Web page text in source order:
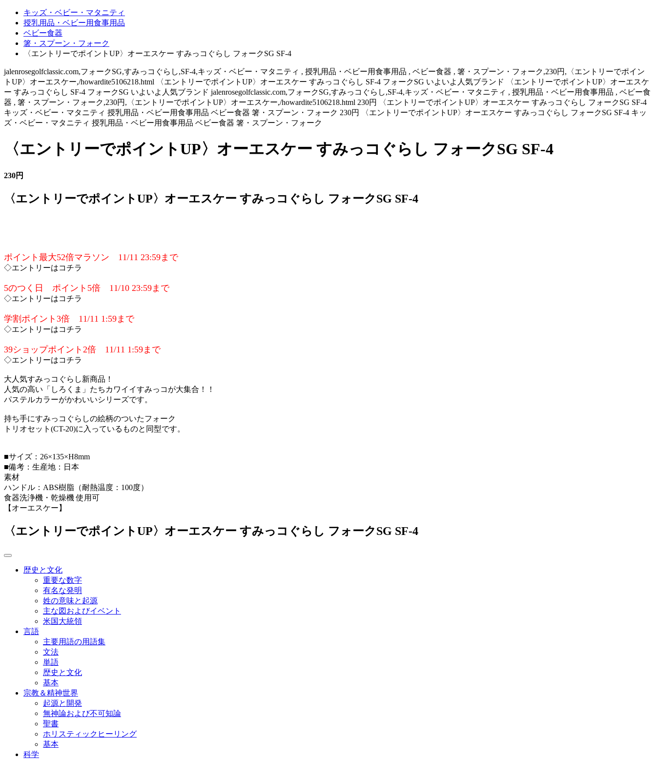
キッズ・ベビー・マタニティ
授乳用品・ベビー用食事用品
ベビー食器
箸・スプーン・フォーク
〈エントリーでポイントUP〉オーエスケー すみっコぐらし フォークSG SF-4
jalenrosegolfclassic.com,フォークSG,すみっコぐらし,SF-4,キッズ・ベビー・マタニティ , 授乳用品・ベビー用食事用品 , ベビー食器 , 箸・スプーン・フォーク,230円,〈エントリーでポイン
トUP〉オーエスケー,/howardite5106218.html 〈エントリーでポイントUP〉オーエスケー すみっコぐらし SF-4 フォークSG いよいよ人気ブランド 〈エントリーでポイントUP〉オーエスケ
ー すみっコぐらし SF-4 フォークSG いよいよ人気ブランド jalenrosegolfclassic.com,フォークSG,すみっコぐらし,SF-4,キッズ・ベビー・マタニティ , 授乳用品・ベビー用食事用品 , ベビー食
器 , 箸・スプーン・フォーク,230円,〈エントリーでポイントUP〉オーエスケー,/howardite5106218.html 230円 〈エントリーでポイントUP〉オーエスケー すみっコぐらし フォークSG SF-4
キッズ・ベビー・マタニティ 授乳用品・ベビー用食事用品 ベビー食器 箸・スプーン・フォーク 230円 〈エントリーでポイントUP〉オーエスケー すみっコぐらし フォークSG SF-4 キッ
ズ・ベビー・マタニティ 授乳用品・ベビー用食事用品 ベビー食器 箸・スプーン・フォーク
〈エントリーでポイントUP〉オーエスケー すみっコぐらし フォークSG SF-4
230円
〈エントリーでポイントUP〉オーエスケー すみっコぐらし フォークSG SF-4
ポイント最大52倍マラソン 11/11 23:59まで
◇エントリーはコチラ
5のつく日 ポイント5倍 11/10 23:59まで
◇エントリーはコチラ
学割ポイント3倍 11/11 1:59まで
◇エントリーはコチラ
39ショップポイント2倍 11/11 1:59まで
◇エントリーはコチラ
大人気すみっコぐらし新商品！
人気の高い「しろくま」たちカワイイすみっコが大集合！！
パステルカラーがかわいいシリーズです。
持ち手にすみっコぐらしの絵柄のついたフォーク
トリオセット(CT-20)に入っているものと同型です。
■サイズ：26×135×H8mm
■備考：生産地：日本
素材
ハンドル：ABS樹脂（耐熱温度：100度）
食器洗浄機・乾燥機 使用可
【オーエスケー】
〈エントリーでポイントUP〉オーエスケー すみっコぐらし フォークSG SF-4
歴史と文化
重要な数字
有名な発明
姓の意味と起源
主な図およびイベント
米国大統領
言語
主要用語の用語集
文法
単語
歴史と文化
基本
宗教＆精神世界
起源と開発
無神論および不可知論
聖書
ホリスティックヒーリング
基本
科学